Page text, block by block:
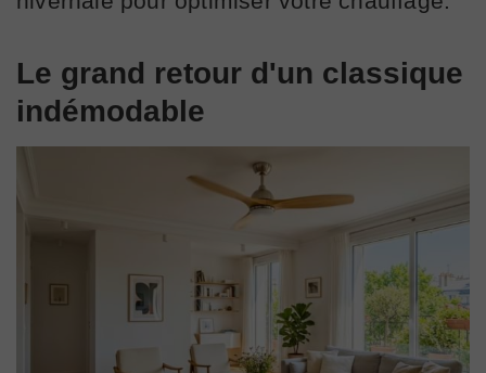
Le grand retour d'un classique
indémodable